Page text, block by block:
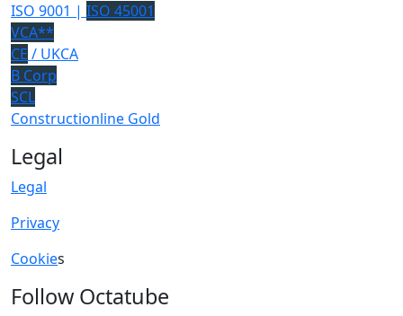
ISO 9001 | ISO 45001
VCA**
CE / UKCA
B Corp
SCL
Constructionline Gold
Legal
Legal
Privacy
Cookies
Follow Octatube